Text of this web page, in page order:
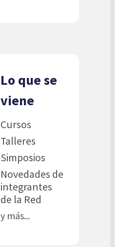
Lo que se
viene
Cursos
Talleres
Simposios
Novedades de
integrantes
de la Red
y más...